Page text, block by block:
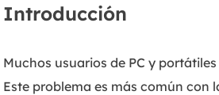
Introducción
Muchos usuarios de PC y
Este problema es más común con